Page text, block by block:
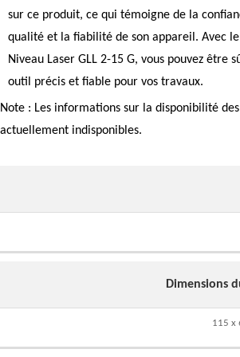
sur ce produit, ce qui témoigne de la
qualité et la fiabilité de son appareil. Avec le
Niveau Laser GLL 2-15 G, vous pouvez être
outil précis et fiable pour vos travaux.
Note : Les informations sur la disponibilité
actuellement indisponibles.
Dimensions
115 x